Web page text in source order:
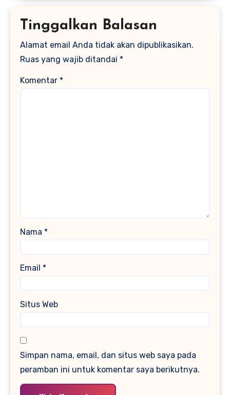
Tinggalkan Balasan
Alamat email Anda tidak akan dipublikasikan.
Ruas yang wajib ditandai *
Komentar *
Nama *
Email *
Situs Web
Simpan nama, email, dan situs web saya pada
peramban ini untuk komentar saya berikutnya.